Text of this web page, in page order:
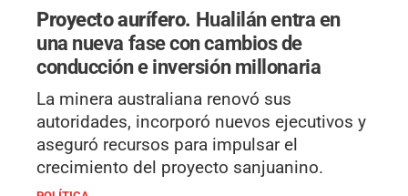
Proyecto aurífero. Hualilán entra en
una nueva fase con cambios de
conducción e inversión millonaria
La minera australiana renovó sus
autoridades, incorporó nuevos ejecutivos y
aseguró recursos para impulsar el
crecimiento del proyecto sanjuanino.